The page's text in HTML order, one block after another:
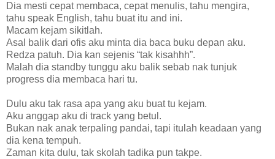
Dia mesti cepat membaca, cepat menulis, tahu mengira,
tahu speak English, tahu buat itu and ini.
Macam kejam sikitlah.
Asal balik dari ofis aku minta dia baca buku depan aku.
Redza patuh. Dia kan sejenis “tak kisahhh”.
Malah dia standby tunggu aku balik sebab nak tunjuk
progress dia membaca hari tu.
Dulu aku tak rasa apa yang aku buat tu kejam.
Aku anggap aku di track yang betul.
Bukan nak anak terpaling pandai, tapi itulah keadaan yang
dia kena tempuh.
Zaman kita dulu, tak skolah tadika pun takpe.